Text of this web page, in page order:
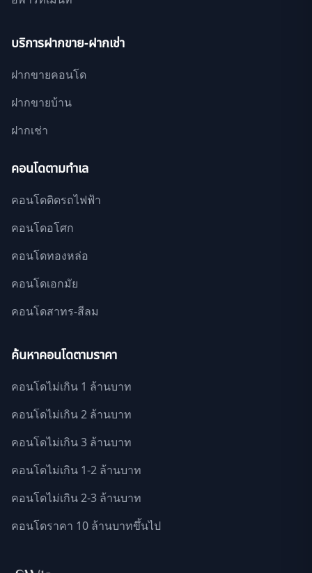
บริการฝากขาย-ฝากเช่า
ฝากขายคอนโด
ฝากขายบ้าน
ฝากเช่า
คอนโดตามทำเล
คอนโดติดรถไฟฟ้า
คอนโดอโศก
คอนโดทองหล่อ
คอนโดเอกมัย
คอนโดสาทร-สีลม
ค้นหาคอนโดตามราคา
คอนโดไม่เกิน 1 ล้านบาท
คอนโดไม่เกิน 2 ล้านบาท
คอนโดไม่เกิน 3 ล้านบาท
คอนโดไม่เกิน 1-2 ล้านบาท
คอนโดไม่เกิน 2-3 ล้านบาท
คอนโดราคา 10 ล้านบาทขึ้นไป